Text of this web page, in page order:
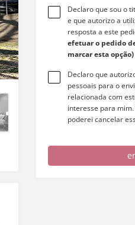
Declaro que sou o
e que autorizo a
resposta a este
efetuar o pedido
marcar esta opção)
Declaro que
pessoais para o
relacionada com
interesse para
poderei cancelar